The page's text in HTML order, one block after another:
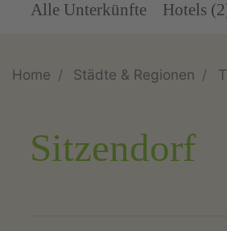
Alle Unterkünfte Hotels
Home Städte & Regionen
Sitzendorf